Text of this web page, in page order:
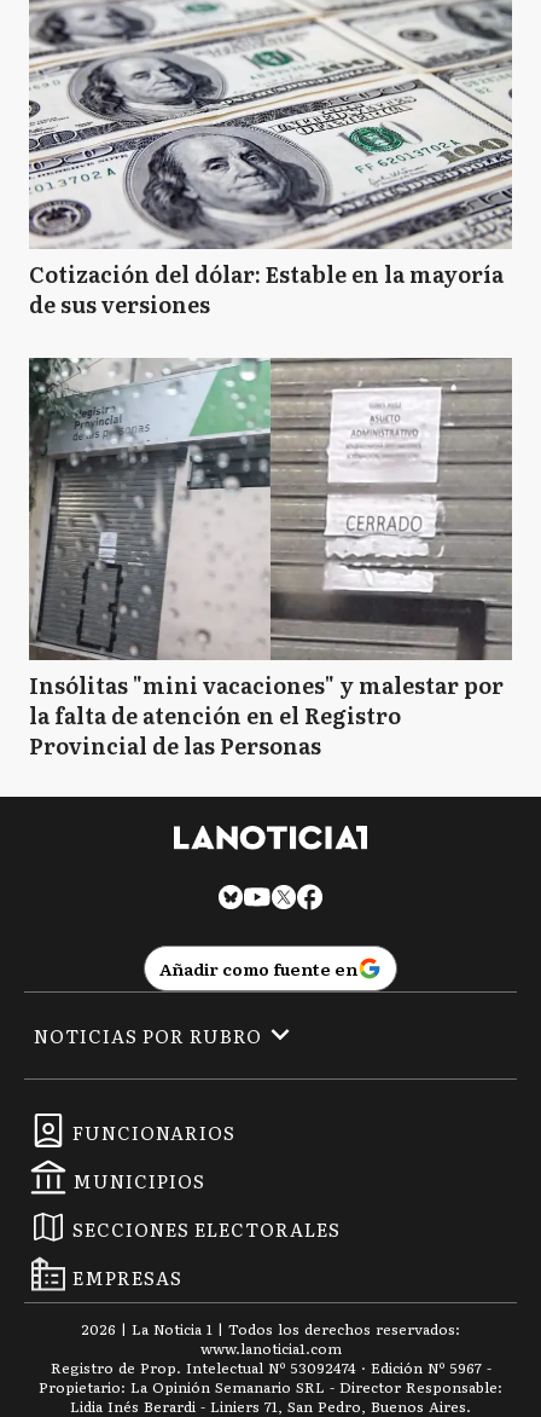
Cotización del dólar: Estable en la mayoría
de sus versiones
Insólitas "mini vacaciones" y malestar por
la falta de atención en el Registro
Provincial de las Personas
Añadir como fuente en
FUNCIONARIOS
MUNICIPIOS
SECCIONES ELECTORALES
EMPRESAS
NOTICIAS POR RUBRO
2026 | La Noticia 1 | Todos los derechos reservados:
www.lanoticia1.com
Registro de Prop. Intelectual Nº 53092474 · Edición Nº 5967 -
Propietario: La Opinión Semanario SRL - Director Responsable:
Lidia Inés Berardi - Liniers 71, San Pedro, Buenos Aires.